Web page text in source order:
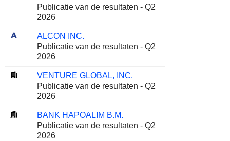
Publicatie van de resultaten - Q2
2026
ALCON INC.
Publicatie van de resultaten - Q2
2026
VENTURE GLOBAL, INC.
Publicatie van de resultaten - Q2
2026
BANK HAPOALIM B.M.
Publicatie van de resultaten - Q2
2026